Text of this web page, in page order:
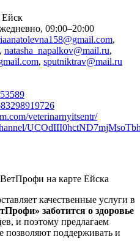
Ейск
09:00–20:00
,
, natasha_napalkov@mail.ru,
, sputniktrav@mail.ru
veterinarnyitsentr/
на карте Ейска
качественные услуги в
заботится о здоровье
и поэтому предлагаем
позволяют поддерживать и